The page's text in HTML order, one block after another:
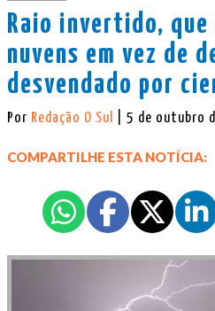
Raio invertido, que
nuvens em vez de
desvendado por
Por Redação O Sul | 5 de outubro
COMPARTILHE ESTA NOTÍCIA: